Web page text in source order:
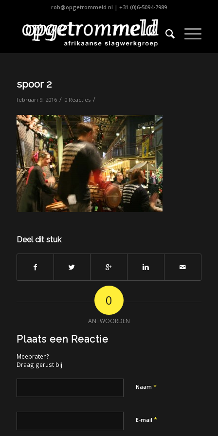
rob@opgetrommeld.nl | +31 (0)6-5094-7989
spoor 2
februari 9, 2016 / 0 Reacties /
Deel dit stuk
0
ANTWOORDEN
Plaats een Reactie
Meepraten?
Draag gerust bij!
Naam *
E-mail *